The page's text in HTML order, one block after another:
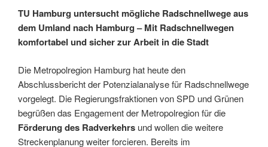
Hamburg
auf
Wachstum
TU Hamburg untersucht mögliche Radschnellwege aus
dem Umland nach Hamburg – Mit Radschnellwegen
komfortabel und sicher zur Arbeit in die Stadt
Die Metropolregion Hamburg hat heute den
Abschlussbericht der Potenzialanalyse für Radschnellwege
vorgelegt. Die Regierungsfraktionen von SPD und Grünen
begrüßen das Engagement der Metropolregion für die
Förderung des Radverkehrs und wollen die weitere
Streckenplanung weiter forcieren. Bereits im